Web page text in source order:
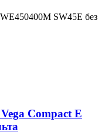
SW45E без
Compact E